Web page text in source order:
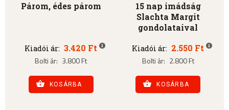
Párom, édes párom
Kiadói ár: 3.420 Ft
Bolti ár: 3.800 Ft
KOSÁRBA
15 nap imádság
Slachta Margit
gondolataival
Kiadói ár: 2.550 Ft
Bolti ár: 2.800 Ft
KOSÁRBA